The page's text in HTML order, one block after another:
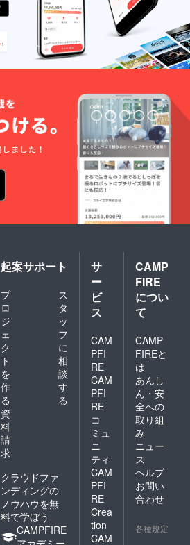
起案サポート
プ
ロ
ジ
ェ
ク
ト
を
作
る
ス
タ
ッ
フ
に
相
談
す
る
資
料
請
求
クラウドファ
ンディングの
ノウハウを無
料で学ぼう
CAMPFIRE
サ
ー
ビ
ス
CAM
PFI
RE
CAM
PFI
RE
コ
ミュ
ニ
ティ
CAM
PFI
RE
Crea
tion
CAM
CAMP
FIRE
につい
て
CAMP
FIREと
は
あんし
ん・安
全への
取り組
み
ニュー
ス
ヘルプ
お問い
合わせ
各種規定